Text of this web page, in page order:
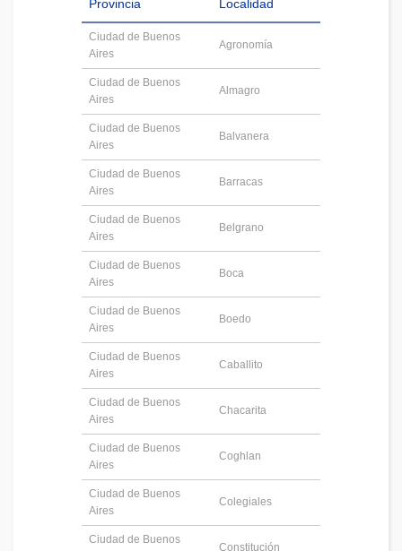
Provincia Localidad
Ciudad de Buenos
Aires
Agronomía
Ciudad de Buenos
Aires
Almagro
Ciudad de Buenos
Aires
Balvanera
Ciudad de Buenos
Aires
Barracas
Ciudad de Buenos
Aires
Belgrano
Ciudad de Buenos
Aires
Boca
Ciudad de Buenos
Aires
Boedo
Ciudad de Buenos
Aires
Caballito
Ciudad de Buenos
Aires
Chacarita
Ciudad de Buenos
Aires
Coghlan
Ciudad de Buenos
Aires
Colegiales
Ciudad de Buenos
Constitución